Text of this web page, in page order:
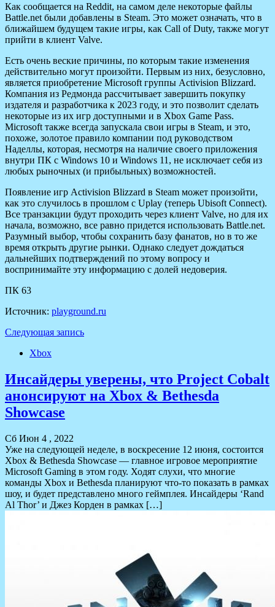
Как сообщается на Reddit, на самом деле некоторые файлы
Battle.net были добавлены в Steam. Это может означать, что в
ближайшем будущем такие игры, как Call of Duty, также могут
прийти в клиент Valve.
Есть очень веские причины, по которым такие изменения
действительно могут произойти. Первым из них, безусловно,
является приобретение Microsoft группы Activision Blizzard.
Компания из Редмонда рассчитывает завершить покупку
издателя и разработчика к 2023 году, и это позволит сделать
некоторые из их игр доступными и в Xbox Game Pass.
Microsoft также всегда запускала свои игры в Steam, и это,
похоже, золотое правило компании под руководством
Наделлы, которая, несмотря на наличие своего приложения
внутри ПК с Windows 10 и Windows 11, не исключает себя из
любых рыночных (и прибыльных) возможностей.
Появление игр Activision Blizzard в Steam может произойти,
как это случилось в прошлом с Uplay (теперь Ubisoft Connect).
Все транзакции будут проходить через клиент Valve, но для их
начала, возможно, все равно придется использовать Battle.net.
Разумный выбор, чтобы сохранить базу фанатов, но в то же
время открыть другие рынки. Однако следует дождаться
дальнейших подтверждений по этому вопросу и
воспринимайте эту информацию с долей недоверия.
ПК 63
Источник: playground.ru
Следующая запись
Xbox
Инсайдеры уверены, что Project Cobalt
анонсируют на Xbox & Bethesda
Showcase
Сб Июн 4 , 2022
Уже на следующей неделе, в воскресение 12 июня, состоится
Xbox & Bethesda Showcase — главное игровое мероприятие
Microsoft Gaming в этом году. Ходят слухи, что многие
команды Xbox и Bethesda планируют что-то показать в рамках
шоу, и будет представлено много геймплея. Инсайдеры ‘Rand
Al Thor’ и Джез Корден в рамках […]